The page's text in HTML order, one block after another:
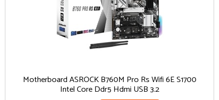
Motherboard ASROCK B760M Pro Rs Wifi 6E S1700
Intel Core Ddr5 Hdmi USB 3.2